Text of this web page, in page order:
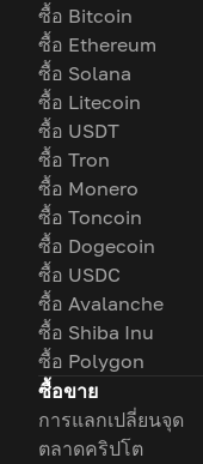
ซื้อ Bitcoin
ซื้อ Ethereum
ซื้อ Solana
ซื้อ Litecoin
ซื้อ USDT
ซื้อ Tron
ซื้อ Monero
ซื้อ Toncoin
ซื้อ Dogecoin
ซื้อ USDC
ซื้อ Avalanche
ซื้อ Shiba Inu
ซื้อ Polygon
ซื้อขาย
การแลกเปลี่ยนจุด
ตลาดคริปโต